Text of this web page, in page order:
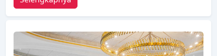
gratis di semua kamar, satpam 24 jam, layanan
taksi, akses mudah untuk kursi roda ada untuk
kenikmatan para tamu. Televisi layar datar, lantai
karpet, cermin, sandal, akses internet - WiFi dapat
ditemukan di beberapa kamar. Pulihkan diri Anda